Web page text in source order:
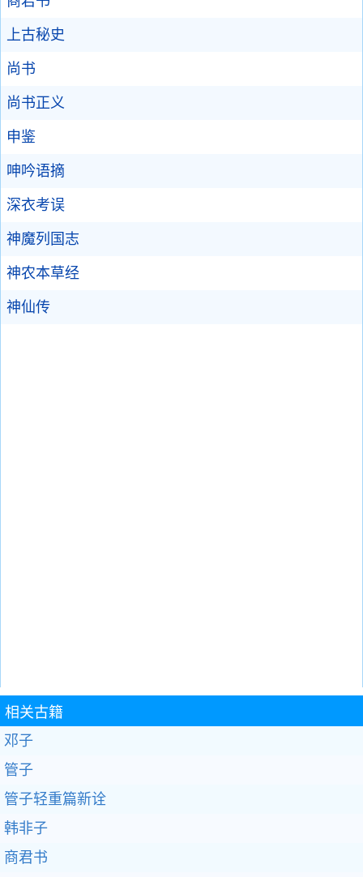
上古秘史
尚书
尚书正义
申鉴
呻吟语摘
深衣考误
神魔列国志
神农本草经
神仙传
相关古籍
邓子
管子
管子轻重篇新诠
韩非子
商君书